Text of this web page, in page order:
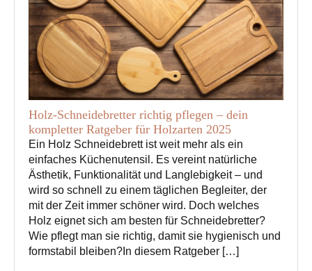
Holz-Schneidebretter richtig pflegen – dein
kompletter Ratgeber für Holzarten 2025
Ein Holz Schneidebrett ist weit mehr als ein
einfaches Küchenutensil. Es vereint natürliche
Ästhetik, Funktionalität und Langlebigkeit – und
wird so schnell zu einem täglichen Begleiter, der
mit der Zeit immer schöner wird. Doch welches
Holz eignet sich am besten für Schneidebretter?
Wie pflegt man sie richtig, damit sie hygienisch und
formstabil bleiben?In diesem Ratgeber […]